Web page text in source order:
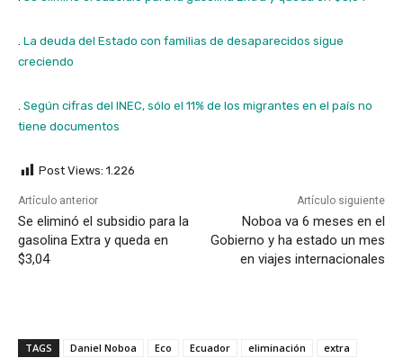
. La deuda del Estado con familias de desaparecidos sigue
creciendo
. Según cifras del INEC, sólo el 11% de los migrantes en el país no
tiene documentos
Post Views: 1.226
Artículo anterior
Se eliminó el subsidio para la
gasolina Extra y queda en
$3,04
Artículo siguiente
Noboa va 6 meses en el
Gobierno y ha estado un mes
en viajes internacionales
TAGS Daniel Noboa Eco Ecuador eliminación
extra